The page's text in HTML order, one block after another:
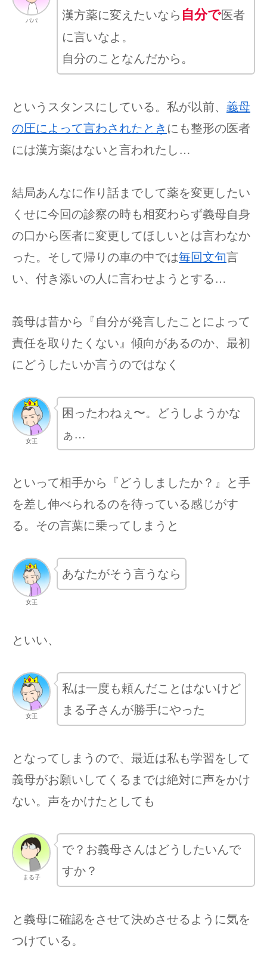
パパ
漢方薬に変えたいなら 自分で医者
に言いなよ。
自分のことなんだから。
というスタンスにしている。私が以前、 義母
の圧によって言わされたとき にも整形の医者
には漢方薬はないと言われたし…
結局あんなに作り話までして薬を変更したい
くせに今回の診察の時も相変わらず義母自身
の口から医者に変更してほしいとは言わなか
った。そして帰りの車の中では毎回文句言
い、付き添いの人に言わせようとする…
義母は昔から『自分が発言したことによって
責任を取りたくない』傾向があるのか、最初
にどうしたいか言うのではなく
女王
困ったわねぇ〜。どうしようかな
ぁ…
といって相手から『どうしましたか？』と手
を差し伸べられるのを待っている感じがす
る。その言葉に乗ってしまうと
女王
あなたがそう言うなら
といい、
女王
私は一度も頼んだことはないけど
まる子さんが勝手にやった
となってしまうので、最近は私も学習をして
義母がお願いしてくるまでは絶対に声をかけ
ない。声をかけたとしても
まる子
で？お義母さんはどうしたいんで
すか？
と義母に確認をさせて決めさせるように気を
つけている。